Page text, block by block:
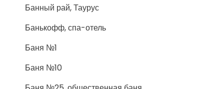
Банный рай, Таурус
Банькофф, спа-отель
Баня №1
Баня №10